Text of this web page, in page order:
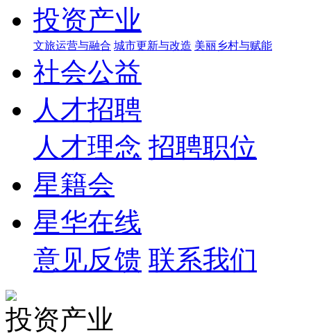
投资产业
文旅运营与融合 城市更新与改造 美丽乡村与赋能
社会公益
人才招聘
人才理念 招聘职位
星籍会
星华在线
意见反馈 联系我们
投资产业